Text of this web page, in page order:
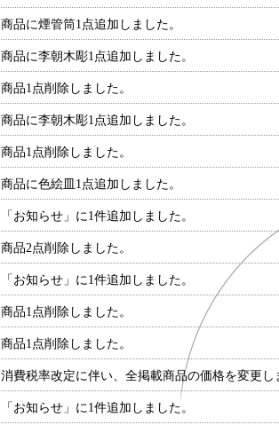
商品に煙管筒1点追加しました。
商品に李朝木彫1点追加しました。
商品1点削除しました。
商品に李朝木彫1点追加しました。
商品1点削除しました。
商品に色絵皿1点追加しました。
「お知らせ」に1件追加しました。
商品2点削除しました。
「お知らせ」に1件追加しました。
商品1点削除しました。
商品1点削除しました。
消費税率改定に伴い、全掲載商品の価格を変更し
「お知らせ」に1件追加しました。